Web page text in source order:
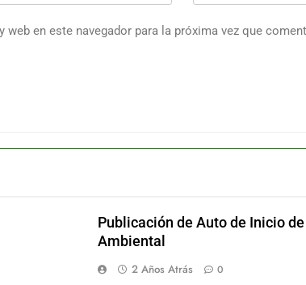
en este navegador para la próxima vez que
Publicación de Auto de Inicio
Ambiental
2 Años Atrás 0